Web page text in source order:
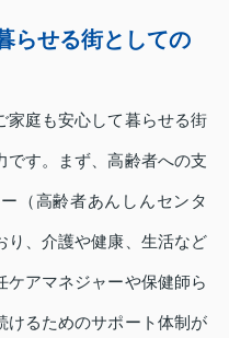
らせる街としての
家庭も安心して暮らせる街
です。まず、高齢者への支
（高齢者あんしんセンタ
り、介護や健康、生活など
アマネジャーや保健師ら
けるためのサポート体制が